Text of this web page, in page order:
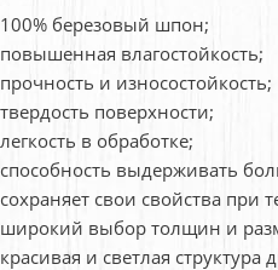
100% березовый шпон;
повышенная влагостойкость;
прочность и износостойкость;
твердость поверхности;
легкость в обработке;
способность выдерживать
сохраняет свои свойства при
широкий выбор толщин и
красивая и светлая структура